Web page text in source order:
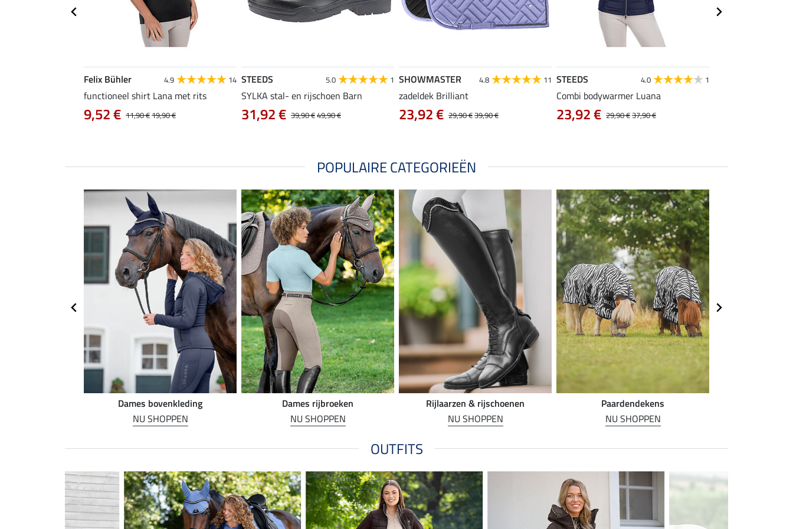
Felix Bühler 4.9 14
functioneel shirt Lana met rits
11,90 €19,90 €
9,52 €
STEEDS 5.0 1
SYLKA stal- en rijschoen Barn
39,90 €49,90 €
31,92 €
SHOWMASTER 4.8 11
zadeldek Brilliant
29,90 €39,90 €
23,92 €
STEEDS 4.0 1
Combi bodywarmer Luana
29,90 €37,90 €
23,92 €
POPULAIRE CATEGORIEËN
Dames bovenkleding
NU SHOPPEN
Dames rijbroeken
NU SHOPPEN
Rijlaarzen & rijschoenen
NU SHOPPEN
Paardendekens
NU SHOPPEN
OUTFITS